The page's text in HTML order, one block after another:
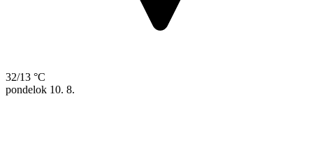
32/13 °C
pondelok 10. 8.